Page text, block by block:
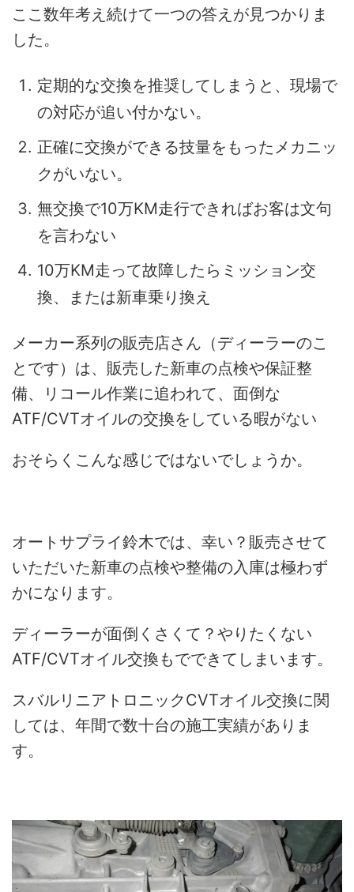
ここ数年考え続けて一つの答えが見つかりま
した。
定期的な交換を推奨してしまうと、現場で
の対応が追い付かない。
正確に交換ができる技量をもったメカニッ
クがいない。
無交換で10万KM走行できればお客は文句
を言わない
10万KM走って故障したらミッション交
換、または新車乗り換え
メーカー系列の販売店さん（ディーラーのこ
とです）は、販売した新車の点検や保証整
備、リコール作業に追われて、面倒な
ATF/CVTオイルの交換をしている暇がない
おそらくこんな感じではないでしょうか。
オートサプライ鈴木では、幸い？販売させて
いただいた新車の点検や整備の入庫は極わず
かになります。
ディーラーが面倒くさくて？やりたくない
ATF/CVTオイル交換もでできてしまいます。
スバルリニアトロニックCVTオイル交換に関
しては、年間で数十台の施工実績がありま
す。